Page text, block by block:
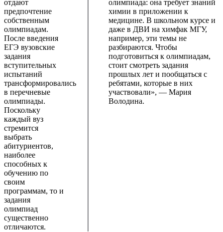
отдают
предпочтение
собственным
олимпиадам.
После введения
ЕГЭ вузовские
задания
вступительных
испытаний
трансформировались
в перечневые
олимпиады.
Поскольку
каждый вуз
стремится
выбрать
абитуриентов,
наиболее
способных к
обучению по
своим
программам, то и
задания
олимпиад
существенно
отличаются.
олимпиада: она требует знаний
химии в приложении к
медицине. В школьном курсе и
даже в ДВИ на химфак МГУ,
например, эти темы не
разбираются. Чтобы
подготовиться к олимпиадам,
стоит смотреть задания
прошлых лет и пообщаться с
ребятами, которые в них
участвовали», — Мария
Володина.